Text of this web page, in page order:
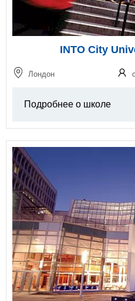
INTO City
Лондон
Подробнее о школе